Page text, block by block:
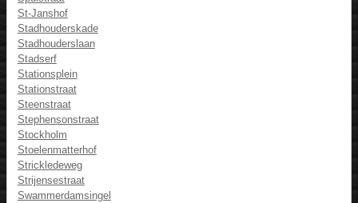
St-Janshof
Stadhouderskade
Stadhouderslaan
Stadserf
Stationsplein
Stationstraat
Steenstraat
Stephensonstraat
Stockholm
Stoelenmatterhof
Strickledeweg
Strijensestraat
Swammerdamsingel